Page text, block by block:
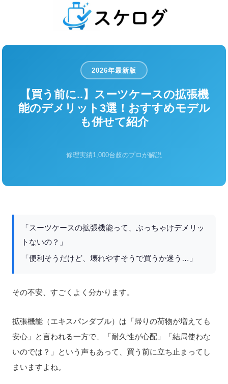
2026年最新版
【買う前に..】スーツケースの拡張機
能のデメリット3選！おすすめモデル
も併せて紹介
修理実績1,000台超のプロが解説
「スーツケースの拡張機能って、ぶっちゃけデメリッ
トないの？」
「便利そうだけど、壊れやすそうで買うか迷う…」
その不安、すごくよく分かります。
拡張機能（エキスパンダブル）は「帰りの荷物が増えても
安心」と言われる一方で、「耐久性が心配」「結局使わな
いのでは？」という声もあって、買う前に立ち止まってし
まいますよね。